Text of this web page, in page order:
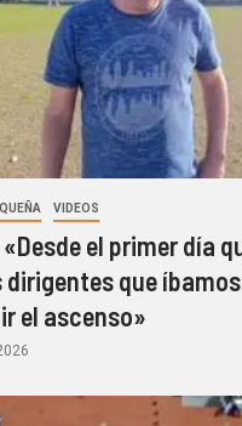
VIDEOS
el primer día
dirigentes que
el ascenso»